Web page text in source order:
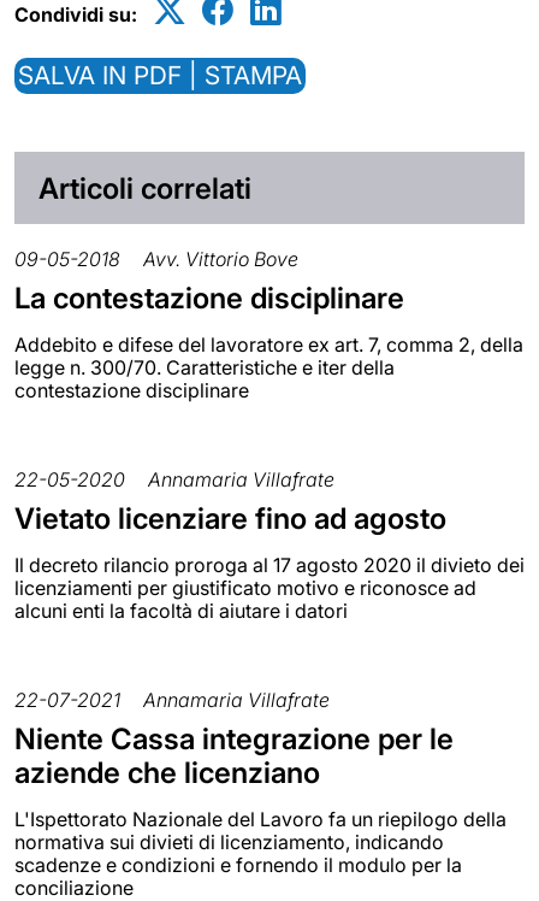
Condividi su:
SALVA IN PDF | STAMPA
Articoli correlati
09-05-2018 Avv. Vittorio Bove
La contestazione disciplinare
Addebito e difese del lavoratore ex art. 7, comma 2, della
legge n. 300/70. Caratteristiche e iter della
contestazione disciplinare
22-05-2020 Annamaria Villafrate
Vietato licenziare fino ad agosto
Il decreto rilancio proroga al 17 agosto 2020 il divieto dei
licenziamenti per giustificato motivo e riconosce ad
alcuni enti la facoltà di aiutare i datori
22-07-2021 Annamaria Villafrate
Niente Cassa integrazione per le
aziende che licenziano
L'Ispettorato Nazionale del Lavoro fa un riepilogo della
normativa sui divieti di licenziamento, indicando
scadenze e condizioni e fornendo il modulo per la
conciliazione